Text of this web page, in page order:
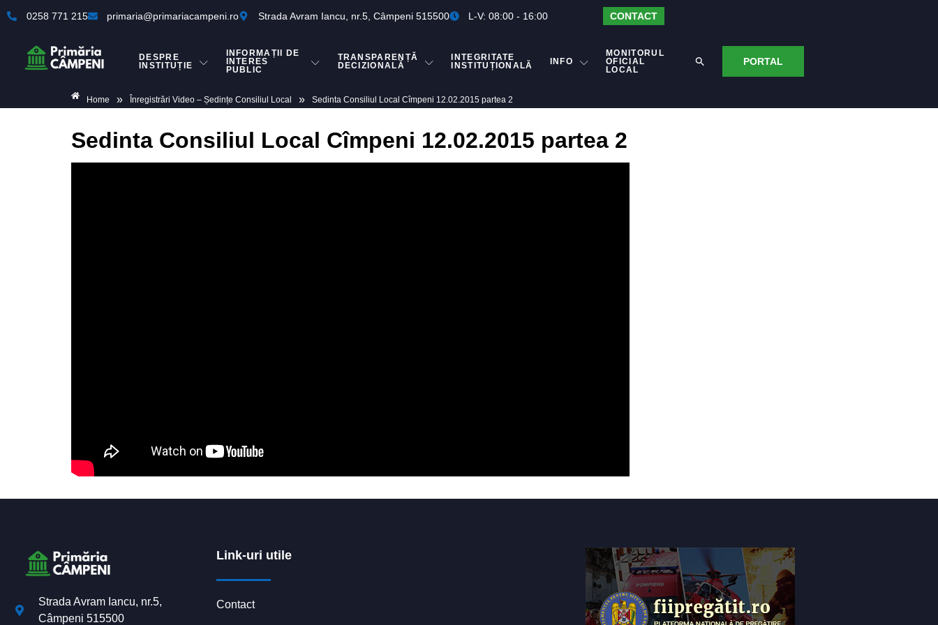
0258 771 215 primaria@primariacampeni.ro Strada Avram Iancu, nr.5, Câmpeni 515500 L-V: 08:00 - 16:00 CONTACT
DESPRE
INSTITUȚIE
INFORMAȚII DE
INTERES
PUBLIC
TRANSPARENȚĂ
DECIZIONALĂ
INTEGRITATE
INSTITUȚIONALĂ
INFO
MONITORUL
OFICIAL
LOCAL
PORTAL
Home » Înregistrări Video – Ședințe Consiliul Local » Sedinta Consiliul Local Cîmpeni 12.02.2015 partea 2
Sedinta Consiliul Local Cîmpeni 12.02.2015 partea 2
Strada Avram Iancu, nr.5,
Câmpeni 515500
Link-uri utile
Contact